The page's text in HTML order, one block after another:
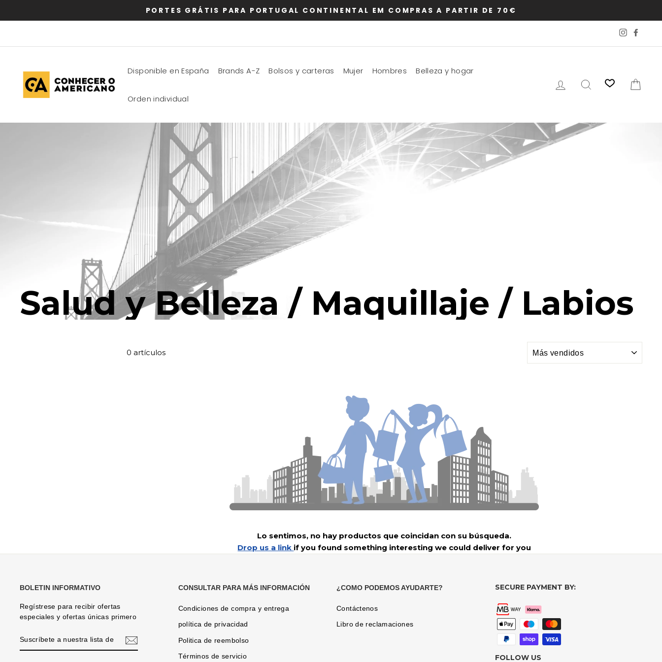
PORTES GRÁTIS PARA PORTUGAL CONTINENTAL EM COMPRAS A PARTIR DE 70€
Instagram
Disponible en España Brands A-Z Bolsos y carteras Mujer Hombres Belleza y hogar
Orden individual
Ingresar Buscar
Salud y Belleza / Maquillaje / Labios
0 artículos
Lo sentimos, no hay productos que coincidan con su búsqueda.
Drop us a link if you found something interesting we could deliver for you
BOLETIN INFORMATIVO
Regístrese para recibir ofertas
especiales y ofertas únicas primero
A
NUESTRA
CONSULTAR PARA MÁS INFORMACIÓN
Condiciones de compra y entrega
política de privacidad
Politica de reembolso
Términos de servicio
¿COMO PODEMOS AYUDARTE?
Contáctenos
Libro de reclamaciones
SECURE PAYMENT BY:
FOLLOW US